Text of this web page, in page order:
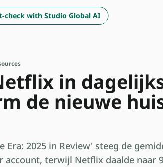
check with Studio Global AI
in
de nieuwe
Era: 2025 in Review' steeg de
account, terwijl Netflix daalde naar